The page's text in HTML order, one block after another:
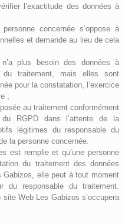
l’exactitude des données à
concernée s’oppose à
et demande au lieu de cela
n’a plus besoin des données à
traitement, mais elles sont
pour la constatation, l’exercice
;
au traitement conformément
RGPD dans l’attente de la
légitimes du responsable du
la personne concernée.
est remplie et qu’une personne
du traitement des données
elle peut à tout moment
du responsable du traitement.
site Web Les Gabizos s’occupera